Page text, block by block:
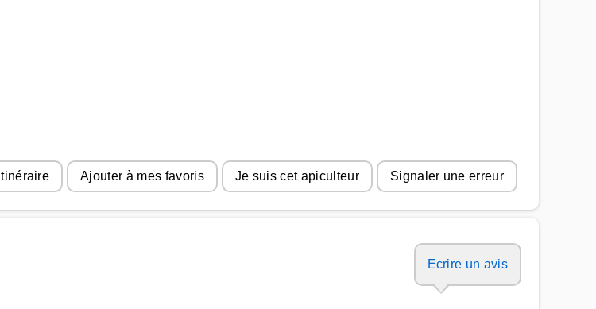
Itinéraire Ajouter à mes favoris Je suis cet apiculteur Signaler une erreur
Ecrire un avis